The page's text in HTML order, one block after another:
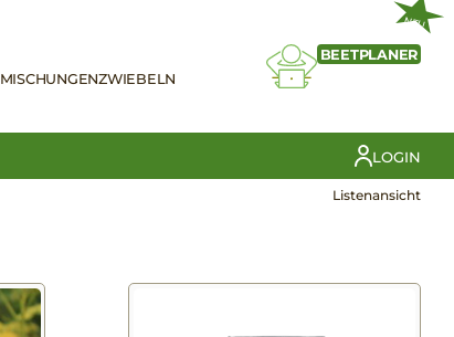
MISCHUNGENZWIEBELN
NEU
BEETPLANER
LOGIN
Listenansicht